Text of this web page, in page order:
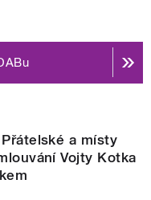
a místy
Vojty Kotka